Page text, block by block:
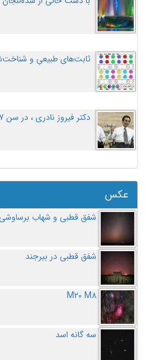
ثابت‌های طبیعیِ و
دکتر فیروز نادری ، در سن 77 سالگی درگذشت
عکس
شفق قطبی و شهاب برساوشی
شفق قطبی در بیرجند
M20 M8
سه گانه اسد